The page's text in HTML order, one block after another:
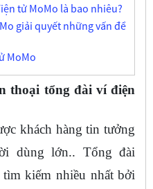
tử MoMo là bao nhiêu?
giải quyết những vấn đề
MoMo
thoại tổng đài ví điện
khách hàng tin tưởng
dùng lớn.. Tổng đài
kiếm nhiều nhất bởi